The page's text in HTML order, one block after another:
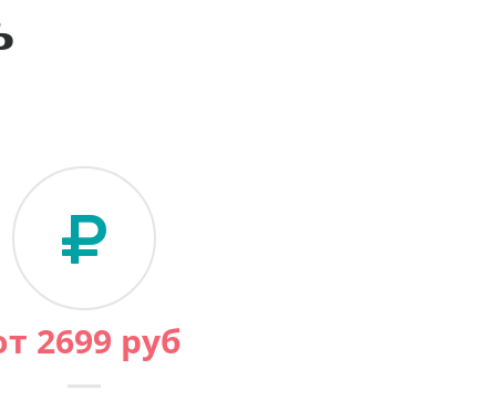
2699 руб